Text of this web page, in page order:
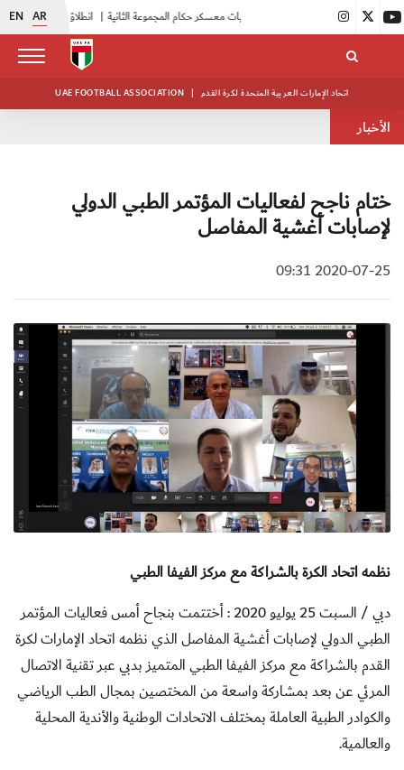
EN AR انطلاق منافسات بطولة النخبة لحرس الرئاسة |
UAE FOOTBALL ASSOCIATION | اتحاد الإمارات العربية المتحدة لكرة القدم
الأخبار
ختام ناجح لفعاليات المؤتمر الطبي الدولي
لإصابات أغشية المفاصل
2020-07-25 09:31
نظمه اتحاد الكرة بالشراكة مع مركز الفيفا الطبي
دبي / السبت 25 يوليو 2020 :
أختتمت بنجاح أمس فعاليات المؤتمر
الطبي الدولي لإصابات أغشية المفاصل الذي نظمه اتحاد الإمارات لكرة
القدم بالشراكة مع مركز الفيفا الطبي المتميز بدبي عبر تقنية الاتصال
المرئي عن بعد بمشاركة واسعة من المختصين بمجال الطب الرياضي
والكوادر الطبية العاملة بمختلف الاتحادات الوطنية والأندية المحلية
والعالمية.